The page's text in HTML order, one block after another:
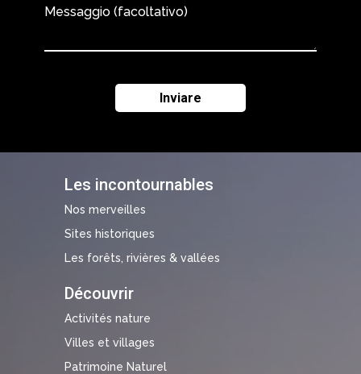
Les incontournables
Nos merveilles
Sites historiques
Les forêts, rivières & vallées
Découvrir
Activités nature
Villes et villages
Patrimoine Naturel
Messaggio (facoltativo)